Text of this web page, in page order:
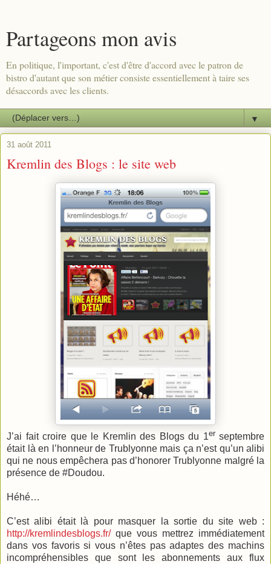
Partageons mon avis
En politique, l'important, c'est d'être d'accord avec le patron de
bistro d'autant que son métier consiste essentiellement à taire ses
désaccords avec les clients.
▼
31 août 2011
Kremlin des Blogs : le site web
J’ai fait croire que le Kremlin des Blogs du 1er septembre
était là en l’honneur de Trublyonne mais ça n’est qu’un alibi
qui ne nous empêchera pas d’honorer Trublyonne malgré la
présence de #Doudou.
Héhé…
C’est alibi était là pour masquer la sortie du site web :
http://kremlindesblogs.fr/que vous mettrez immédiatement
dans vos favoris si vous n’êtes pas adaptes des machins
incompréhensibles que sont les abonnements aux flux